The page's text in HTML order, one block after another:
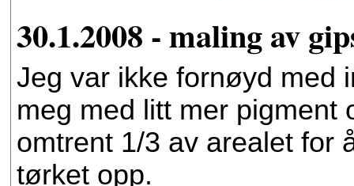
30.1.2008 - maling av
Jeg var ikke fornøyd med
meg med litt mer pigment
omtrent 1/3 av arealet for
tørket opp.